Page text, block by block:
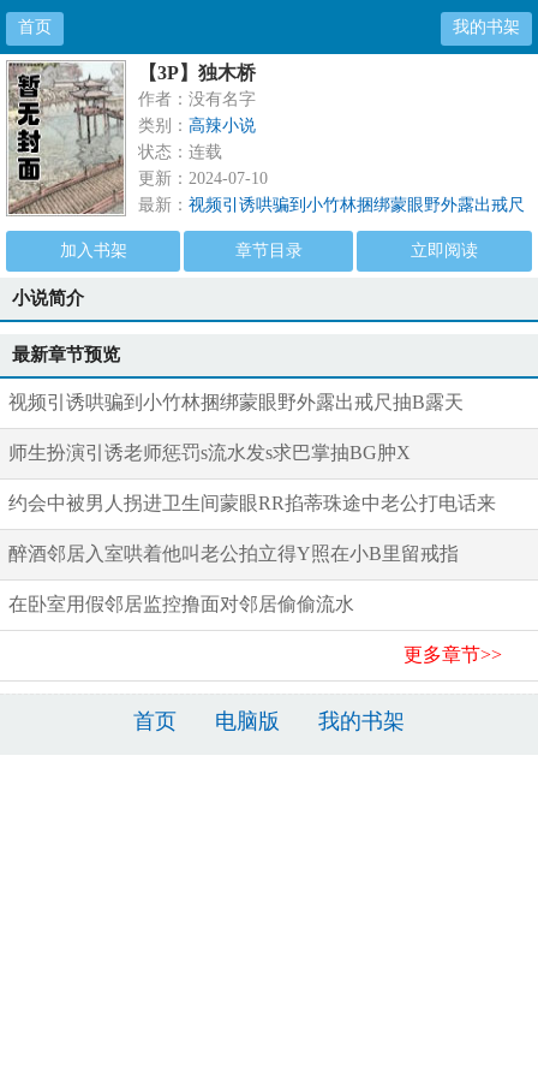
首页 我的书架
【3P】独木桥
作者：没有名字
类别： 高辣小说
状态：连载
更新：2024-07-10
最新： 视频引诱哄骗到小竹林捆绑蒙眼野外露出戒尺
抽B露天
加入书架
章节目录 立即阅读
小说简介
最新章节预览
视频引诱哄骗到小竹林捆绑蒙眼野外露出戒尺抽B露天
师生扮演引诱老师惩罚s流水发s求巴掌抽BG肿X
约会中被男人拐进卫生间蒙眼RR掐蒂珠途中老公打电话来
醉酒邻居入室哄着他叫老公拍立得Y照在小B里留戒指
在卧室用假邻居监控撸面对邻居偷偷流水
更多章节>>
首页 电脑版 我的书架